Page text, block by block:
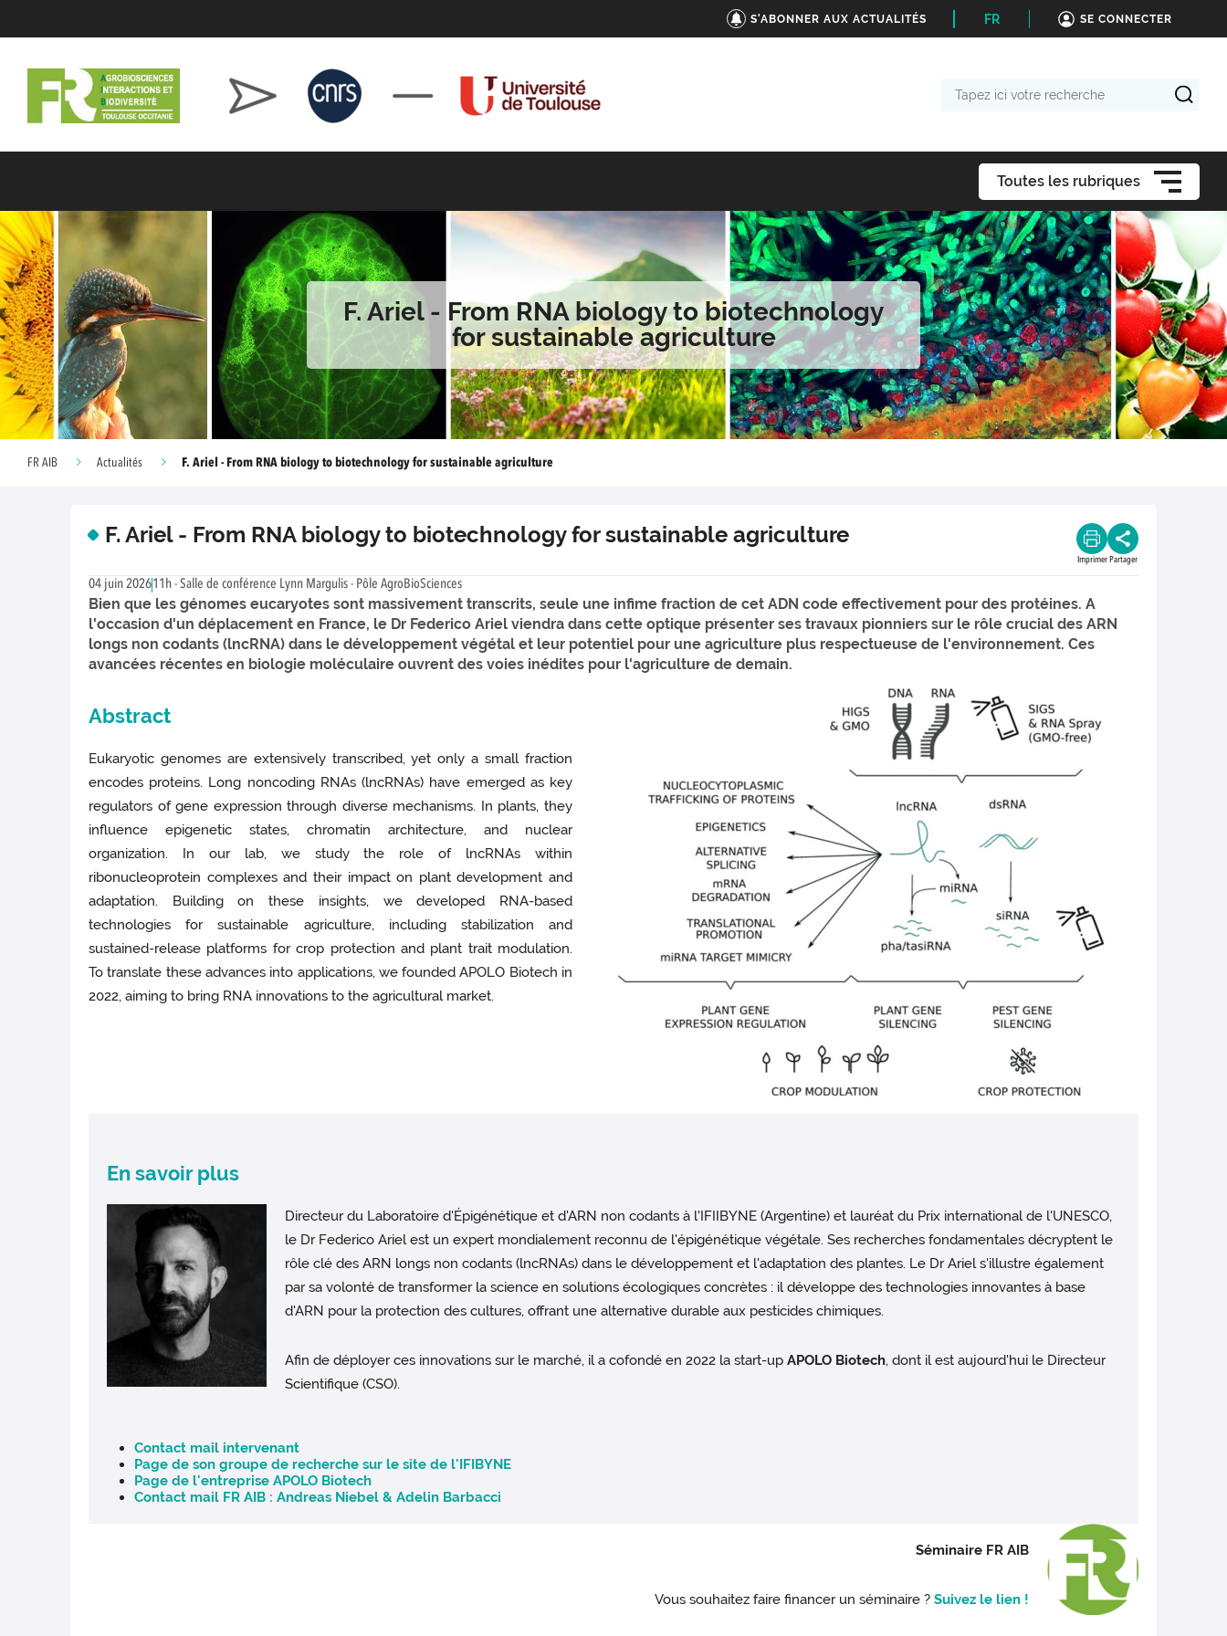
S'ABONNER AUX ACTUALITÉS FR SE CONNECTER
Toutes les rubriques
F. Ariel - From RNA biology to biotechnology
for sustainable agriculture
FR AIB Actualités F. Ariel - From RNA biology to biotechnology for sustainable agriculture
F. Ariel - From RNA biology to biotechnology for sustainable agriculture
Imprimer Partager
04 juin 202611h - Salle de conférence Lynn Margulis - Pôle AgroBioSciences
Bien que les génomes eucaryotes sont massivement transcrits, seule une infime fraction de cet ADN code effectivement pour des protéines. A
l'occasion d'un déplacement en France, le Dr Federico Ariel viendra dans cette optique présenter ses travaux pionniers sur le rôle crucial des ARN
longs non codants (lncRNA) dans le développement végétal et leur potentiel pour une agriculture plus respectueuse de l'environnement. Ces
avancées récentes en biologie moléculaire ouvrent des voies inédites pour l'agriculture de demain.
Abstract
Eukaryotic genomes are extensively transcribed, yet only a small fraction
encodes proteins. Long noncoding RNAs (lncRNAs) have emerged as key
regulators of gene expression through diverse mechanisms. In plants, they
influence epigenetic states, chromatin architecture, and nuclear
organization. In our lab, we study the role of lncRNAs within
ribonucleoprotein complexes and their impact on plant development and
adaptation. Building on these insights, we developed RNA-based
technologies for sustainable agriculture, including stabilization and
sustained-release platforms for crop protection and plant trait modulation.
To translate these advances into applications, we founded APOLO Biotech in
2022, aiming to bring RNA innovations to the agricultural market.
En savoir plus
Directeur du Laboratoire d'Épigénétique et d'ARN non codants à l'IFIIBYNE (Argentine) et lauréat du Prix international de l'UNESCO,
le Dr Federico Ariel est un expert mondialement reconnu de l'épigénétique végétale. Ses recherches fondamentales décryptent le
rôle clé des ARN longs non codants (lncRNAs) dans le développement et l'adaptation des plantes. Le Dr Ariel s'illustre également
par sa volonté de transformer la science en solutions écologiques concrètes : il développe des technologies innovantes à base
d'ARN pour la protection des cultures, offrant une alternative durable aux pesticides chimiques.
Afin de déployer ces innovations sur le marché, il a cofondé en 2022 la start-upAPOLO Biotech, dont il est aujourd'hui le Directeur
Scientifique (CSO).
Contact mail intervenant
Page de son groupe de recherche sur le site de l'IFIBYNE
Page de l'entreprise APOLO Biotech
Contact mail FR AIB : Andreas Niebel & Adelin Barbacci
Séminaire FR AIB
Vous souhaitez faire financer un séminaire ? Suivez le lien !